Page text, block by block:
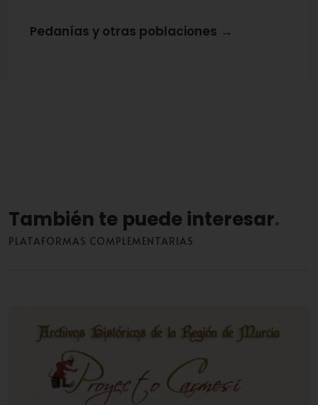
Pedanías y otras poblaciones
También te puede interesar
PLATAFORMAS COMPLEMENTARIAS